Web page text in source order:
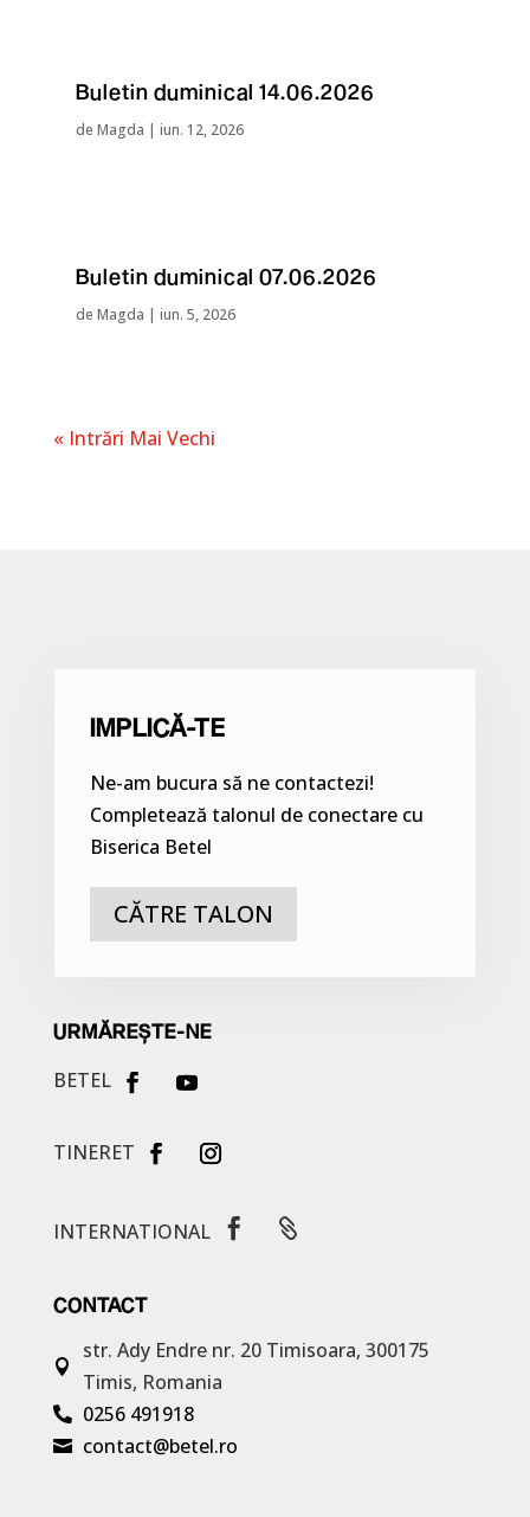
Buletin duminical 14.06.2026
de Magda | iun. 12, 2026
Buletin duminical 07.06.2026
de Magda | iun. 5, 2026
« Intrări Mai Vechi
IMPLICĂ-TE
Ne-am bucura să ne contactezi!
Completează talonul de conectare cu
Biserica Betel
CĂTRE TALON
URMĂREȘTE-NE
BETEL
TINERET
INTERNATIONAL  
CONTACT

str. Ady Endre nr. 20 Timisoara, 300175
Timis, Romania
 0256 491918
 contact@betel.ro